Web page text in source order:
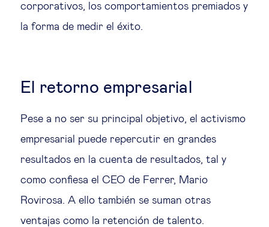
corporativos, los comportamientos premiados y
la forma de medir el éxito.
El retorno empresarial
Pese a no ser su principal objetivo, el activismo
empresarial puede repercutir en grandes
resultados en la cuenta de resultados, tal y
como confiesa el CEO de Ferrer, Mario
Rovirosa. A ello también se suman otras
ventajas como la retención de talento.